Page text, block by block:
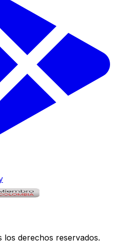
los derechos reservados.